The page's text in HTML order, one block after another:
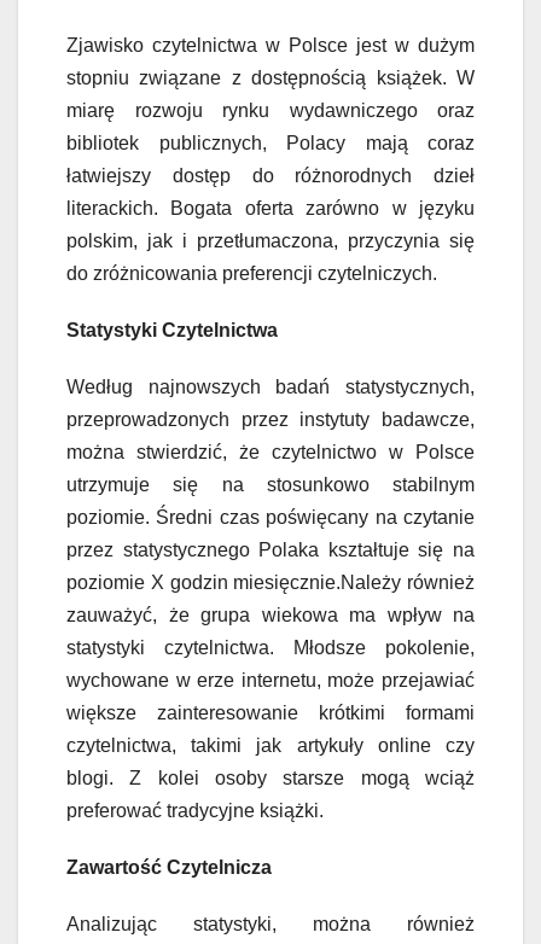
Zjawisko czytelnictwa w Polsce jest w dużym
stopniu związane z dostępnością książek. W
miarę rozwoju rynku wydawniczego oraz
bibliotek publicznych, Polacy mają coraz
łatwiejszy dostęp do różnorodnych dzieł
literackich. Bogata oferta zarówno w języku
polskim, jak i przetłumaczona, przyczynia się
do zróżnicowania preferencji czytelniczych.
Statystyki Czytelnictwa
Według najnowszych badań statystycznych,
przeprowadzonych przez instytuty badawcze,
można stwierdzić, że czytelnictwo w Polsce
utrzymuje się na stosunkowo stabilnym
poziomie. Średni czas poświęcany na czytanie
przez statystycznego Polaka kształtuje się na
poziomie X godzin miesięcznie.Należy również
zauważyć, że grupa wiekowa ma wpływ na
statystyki czytelnictwa. Młodsze pokolenie,
wychowane w erze internetu, może przejawiać
większe zainteresowanie krótkimi formami
czytelnictwa, takimi jak artykuły online czy
blogi. Z kolei osoby starsze mogą wciąż
preferować tradycyjne książki.
Zawartość Czytelnicza
Analizując statystyki, można również